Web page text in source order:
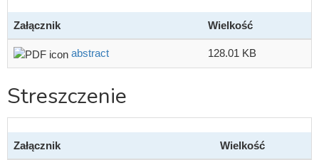
Załącznik Wielkość
abstract 128.01 KB
Streszczenie
Załącznik Wielkość